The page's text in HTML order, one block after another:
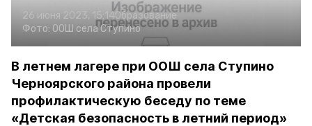
26 июня 2023, 15:14Образование
Фото: ООШ села Ступино
В летнем лагере при ООШ села Ступино
Черноярского района провели
профилактическую беседу по теме
«Детская безопасность в летний период»